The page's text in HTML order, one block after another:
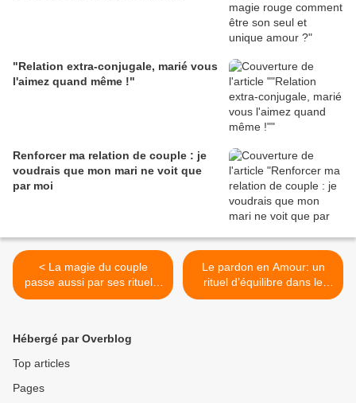
"Relation extra-conjugale, marié vous
l'aimez quand même !"
Renforcer ma relation de couple : je
voudrais que mon mari ne voit que
par moi
< La magie du couple
passe aussi par ses rituels,
bons ou mauvais
Le pardon en Amour: un
rituel d’équilibre dans le
couple >
Hébergé par Overblog
Top articles
Pages